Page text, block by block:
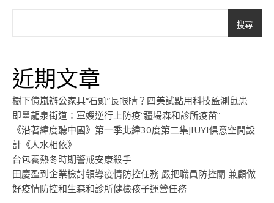
搜尋
近期文章
樹下億嵐辦公家具“石頭”長眼睛？四美試點用科技監測鼠患
即墨龍泉街道：軍嫂逆行上防疫“疆場森和診所疫苗”
《沿著緯度聽中國》第一季北緯30度第二集JIUYI俱意空間設
計《人水相依》
台包養熱冬時期警戒安康殺手
田慶盈到企業檢討領導疫情防控任務 嚴把職員防控關 兼顧做
好疫情防控和生森和診所健檢孩子運營任務